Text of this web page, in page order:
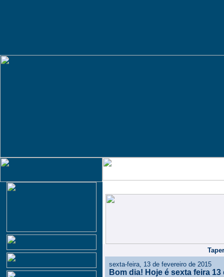
sexta-feira, 13 de fevereiro de 2015
Bom dia! Hoje é sexta feira